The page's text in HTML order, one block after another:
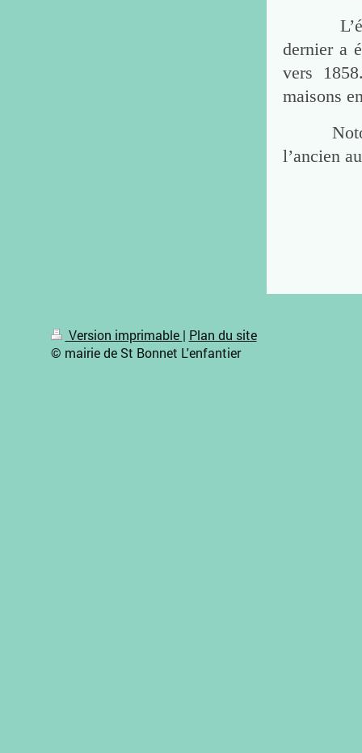
dernier a
vers
maisons
Notons
l’ancien
Version imprimable | Plan du site
© mairie de St Bonnet L'enfantier